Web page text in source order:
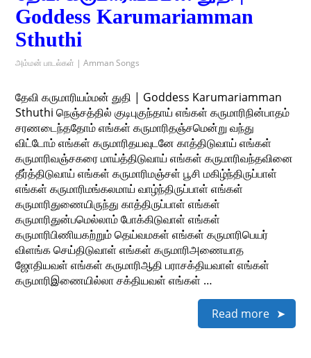
Goddess Karumariamman
Sthuthi
அம்மன் பாடல்கள் | Amman Songs
தேவி கருமாரியம்மன் துதி | Goddess Karumariamman
Sthuthi நெஞ்சத்தில் குடிபுகுந்தாய் எங்கள் கருமாரிநின்பாதம்
சரணடைந்ததோம் எங்கள் கருமாரிதஞ்சமென்று வந்து
விட்டோம் எங்கள் கருமாரிதயவுடனே காத்திடுவாய் எங்கள்
கருமாரிவஞ்சகரை மாய்த்திடுவாய் எங்கள் கருமாரிவந்தவினை
தீர்த்திடுவாய் எங்கள் கருமாரிமஞ்சள் பூசி மகிழ்ந்திருப்பாள்
எங்கள் கருமாரிமங்கலமாய் வாழ்ந்திருப்பாள் எங்கள்
கருமாரிதுணையிருந்து காத்திருப்பாள் எங்கள்
கருமாரிதுன்பமெல்லாம் போக்கிடுவாள் எங்கள்
கருமாரிபிணியகற்றும் தெய்வமகள் எங்கள் கருமாரிபெயர்
விளங்க செய்திடுவாள் எங்கள் கருமாரிஅணையாத
ஜோதியவள் எங்கள் கருமாரிஆதி பராசக்தியவாள் எங்கள்
கருமாரிஇணையில்லா சக்தியவள் எங்கள் …
Read more